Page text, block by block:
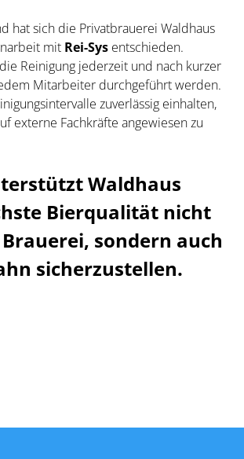
hat sich die Privatbrauerei Waldhaus
mit Rei-Sys entschieden.
Reinigung jederzeit und nach kurzer
Mitarbeiter durchgeführt werden.
zuverlässig einhalten,
externe Fachkräfte angewiesen zu
Waldhaus
Bierqualität nicht
sondern auch
sicherzustellen.